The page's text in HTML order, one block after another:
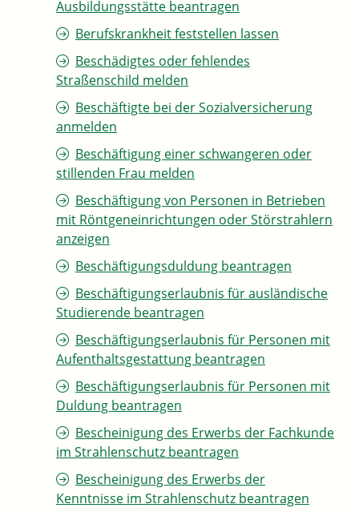
Ausbildungsstätte beantragen
Berufskrankheit feststellen lassen
Beschädigtes oder fehlendes
Straßenschild melden
Beschäftigte bei der Sozialversicherung
anmelden
Beschäftigung einer schwangeren oder
stillenden Frau melden
Beschäftigung von Personen in Betrieben
mit Röntgeneinrichtungen oder Störstrahlern
anzeigen
Beschäftigungsduldung beantragen
Beschäftigungserlaubnis für ausländische
Studierende beantragen
Beschäftigungserlaubnis für Personen mit
Aufenthaltsgestattung beantragen
Beschäftigungserlaubnis für Personen mit
Duldung beantragen
Bescheinigung des Erwerbs der Fachkunde
im Strahlenschutz beantragen
Bescheinigung des Erwerbs der
Kenntnisse im Strahlenschutz beantragen